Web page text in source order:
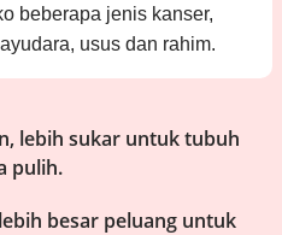
beberapa jenis kanser,
usus dan rahim.
lebih sukar untuk tubuh
pulih.
besar peluang untuk